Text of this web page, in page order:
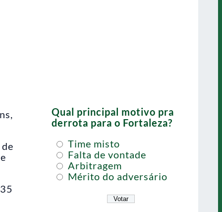
Qual principal motivo pra
derrota para o Fortaleza?
Time misto
Falta de vontade
Arbitragem
Mérito do adversário